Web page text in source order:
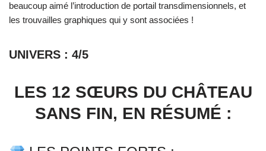
beaucoup aimé l’introduction de portail transdimensionnels, et
les trouvailles graphiques qui y sont associées !
UNIVERS : 4/5
LES 12 SŒURS DU CHÂTEAU
SANS FIN, EN RÉSUMÉ :